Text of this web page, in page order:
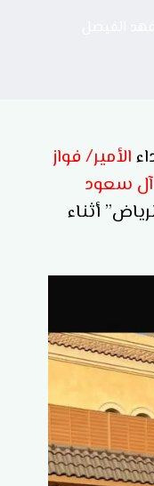
الأمير/ فواز
آل سعود
أثناء